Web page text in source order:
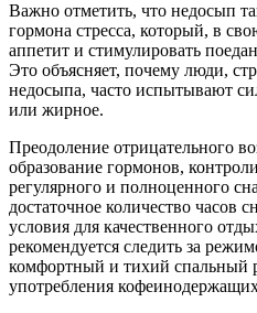
Важно отметить, что недосып
гормона стресса, который, в
аппетит и стимулировать
Это объясняет, почему люди,
недосыпа, часто испытывают
или жирное.
Преодоление отрицательного
образование гормонов,
регулярного и полноценного
достаточное количество часов
условия для качественного
рекомендуется следить за
комфортный и тихий спальный
употребления